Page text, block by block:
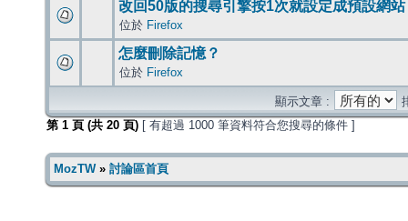
改回50版的搜尋引擎按1次就設定成預設網站
位於 Firefox
怎麼刪除記憶？
位於 Firefox
顯示文章 :
第 1 頁 (共 20 頁) [ 有超過 1000 筆資料符合您搜尋的條件 ]
MozTW» 討論區首頁